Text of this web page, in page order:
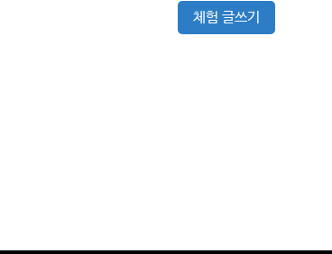
체험 글쓰기